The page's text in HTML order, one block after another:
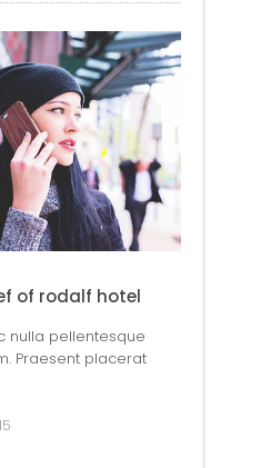
of rodalf hotel
nulla pellentesque
Praesent placerat